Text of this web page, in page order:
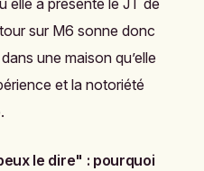
elle a présenté le JT de
sur M6 sonne donc
une maison qu’elle
et la notoriété
le dire" : pourquoi